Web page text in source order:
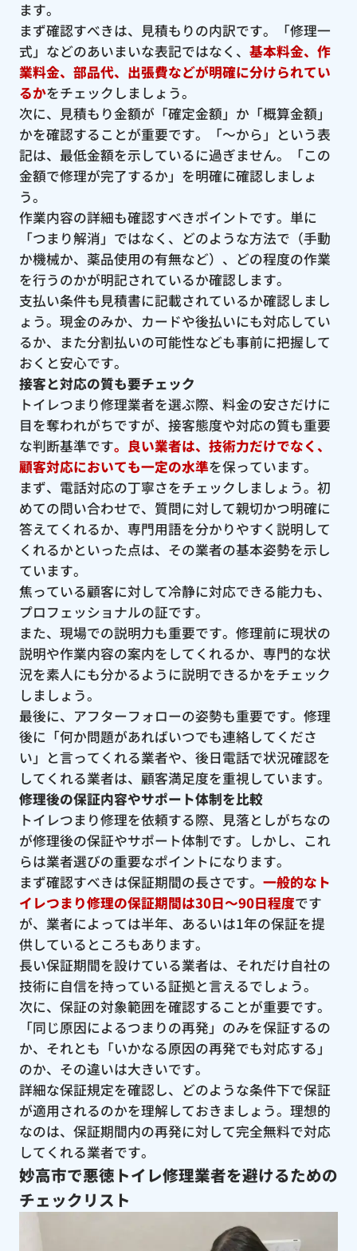
ます。
まず確認すべきは、見積もりの内訳です。「修理一
式」などのあいまいな表記ではなく、 基本料金、作
業料金、部品代、出張費などが明確に分けられてい
るかをチェックしましょう。
次に、見積もり金額が「確定金額」か「概算金額」
かを確認することが重要です。「〜から」という表
記は、最低金額を示しているに過ぎません。「この
金額で修理が完了するか」を明確に確認しましょ
う。
作業内容の詳細も確認すべきポイントです。単に
「つまり解消」ではなく、どのような方法で（手動
か機械か、薬品使用の有無など）、どの程度の作業
を行うのかが明記されているか確認します。
支払い条件も見積書に記載されているか確認しまし
ょう。現金のみか、カードや後払いにも対応してい
るか、また分割払いの可能性なども事前に把握して
おくと安心です。
接客と対応の質も要チェック
トイレつまり修理業者を選ぶ際、料金の安さだけに
目を奪われがちですが、接客態度や対応の質も重要
な判断基準です。良い業者は、技術力だけでなく、
顧客対応においても一定の水準を保っています。
まず、電話対応の丁寧さをチェックしましょう。初
めての問い合わせで、質問に対して親切かつ明確に
答えてくれるか、専門用語を分かりやすく説明して
くれるかといった点は、その業者の基本姿勢を示し
ています。
焦っている顧客に対して冷静に対応できる能力も、
プロフェッショナルの証です。
また、現場での説明力も重要です。修理前に現状の
説明や作業内容の案内をしてくれるか、専門的な状
況を素人にも分かるように説明できるかをチェック
しましょう。
最後に、アフターフォローの姿勢も重要です。修理
後に「何か問題があればいつでも連絡してくださ
い」と言ってくれる業者や、後日電話で状況確認を
してくれる業者は、顧客満足度を重視しています。
修理後の保証内容やサポート体制を比較
トイレつまり修理を依頼する際、見落としがちなの
が修理後の保証やサポート体制です。しかし、これ
らは業者選びの重要なポイントになります。
まず確認すべきは保証期間の長さです。 一般的なト
イレつまり修理の保証期間は30日〜90日程度です
が、業者によっては半年、あるいは1年の保証を提
供しているところもあります。
長い保証期間を設けている業者は、それだけ自社の
技術に自信を持っている証拠と言えるでしょう。
次に、保証の対象範囲を確認することが重要です。
「同じ原因によるつまりの再発」のみを保証するの
か、それとも「いかなる原因の再発でも対応する」
のか、その違いは大きいです。
詳細な保証規定を確認し、どのような条件下で保証
が適用されるのかを理解しておきましょう。理想的
なのは、保証期間内の再発に対して完全無料で対応
してくれる業者です。
妙高市で悪徳トイレ修理業者を避けるための
チェックリスト